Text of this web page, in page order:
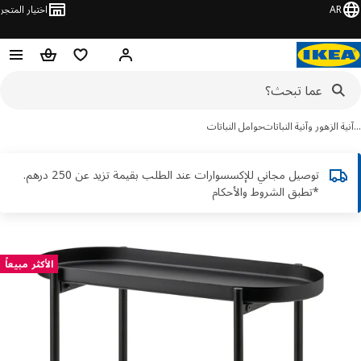
AR اختيار المتجر
مرحباً! تسجيل الدخول أو
قائمة التسوقسلة التسوق
الزهور وآنية النباتاتحوامل النباتات
توصيل مجاني للإكسسوارات عند الطلب بقيمة تزيد عن 250 درهم.
*تطبق الشروط والأحكام
الأكثر مبيعاً